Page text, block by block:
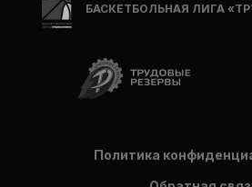
БАСКЕТБОЛЬНАЯ ЛИГА
Политика